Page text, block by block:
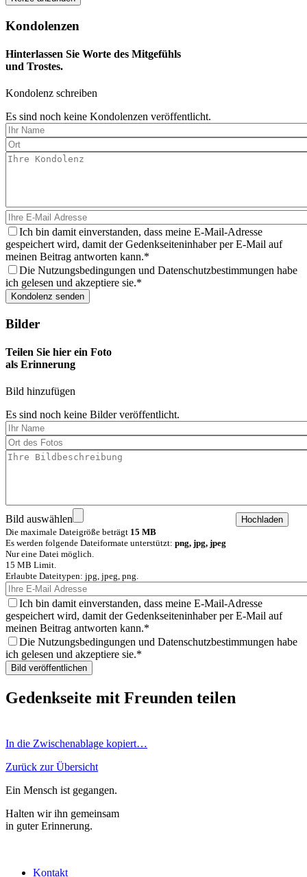
Kondolenzen
Hinterlassen Sie Worte des Mitgefühls
und Trostes.
Kondolenz schreiben
Es sind noch keine Kondolenzen veröffentlicht.
Ich bin damit einverstanden, dass meine E-Mail-Adresse
gespeichert wird, damit der Gedenkseiteninhaber per E-Mail auf
meinen Beitrag antworten kann.
Die Nutzungsbedingungen und Datenschutzbestimmungen habe
ich gelesen und akzeptiere sie.
Bilder
Teilen Sie hier ein Foto
als Erinnerung
Bild hinzufügen
Es sind noch keine Bilder veröffentlicht.
Bild auswählen
Die maximale Dateigröße beträgt 15 MB
Es werden folgende Dateiformate unterstützt: png, jpg, jpeg
Nur eine Datei möglich.
15 MB Limit.
Erlaubte Dateitypen: jpg, jpeg, png.
Ich bin damit einverstanden, dass meine E-Mail-Adresse
gespeichert wird, damit der Gedenkseiteninhaber per E-Mail auf
meinen Beitrag antworten kann.
Die Nutzungsbedingungen und Datenschutzbestimmungen habe
ich gelesen und akzeptiere sie.
Gedenkseite mit Freunden teilen
In die Zwischenablage kopiert…
Zurück zur Übersicht
Ein Mensch ist gegangen.
Halten wir ihn gemeinsam
in guter Erinnerung.
Kontakt